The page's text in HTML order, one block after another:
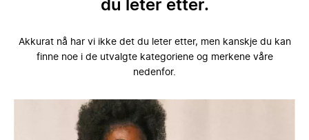
du leter etter.
Akkurat nå har vi ikke det du leter etter, men kanskje du kan
finne noe i de utvalgte kategoriene og merkene våre
nedenfor.